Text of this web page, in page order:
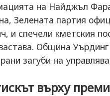
на Найджъл
Зелената партия
и спечели кметския
Община Уърдинг
загуби на
върху